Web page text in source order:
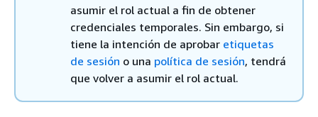
asumir el rol actual a fin de obtener
credenciales temporales. Sin embargo, si
tiene la intención de aprobar etiquetas
de sesión o una política de sesión, tendrá
que volver a asumir el rol actual.